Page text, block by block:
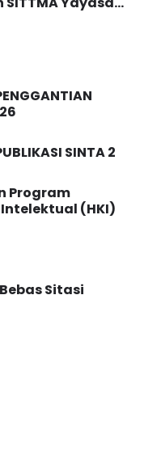
SINTA 2
Program
(HKI)
Sitasi